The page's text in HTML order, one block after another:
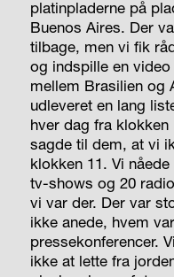
platinpladerne på
Buenos Aires. Der
tilbage, men vi fik
og indspille en
mellem Brasilien og
udleveret en lang
hver dag fra
sagde til dem, at vi
klokken 11. Vi
tv-shows og 20
vi var der. Der var
ikke anede, hvem
pressekonferencer.
ikke at lette fra